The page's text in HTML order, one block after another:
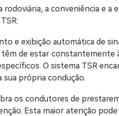
a conveniência e a
e exibição automática de
de estar constantemente
O sistema TSR
própria condução.
os condutores de
Esta maior atenção